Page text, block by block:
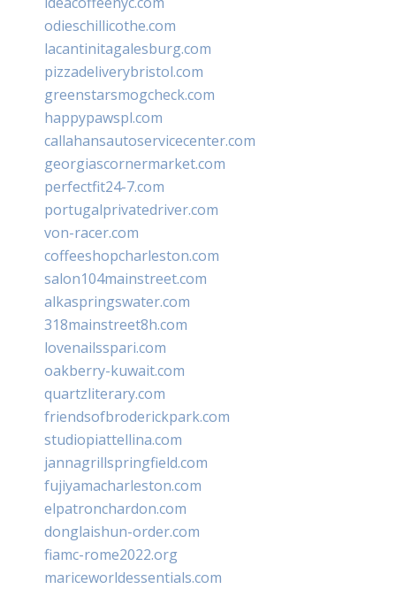
odieschillicothe.com
lacantinitagalesburg.com
pizzadeliverybristol.com
greenstarsmogcheck.com
happypawspl.com
callahansautoservicecenter.com
georgiascornermarket.com
perfectfit24-7.com
portugalprivatedriver.com
von-racer.com
coffeeshopcharleston.com
salon104mainstreet.com
alkaspringswater.com
318mainstreet8h.com
lovenailsspari.com
oakberry-kuwait.com
quartzliterary.com
friendsofbroderickpark.com
studiopiattellina.com
jannagrillspringfield.com
fujiyamacharleston.com
elpatronchardon.com
donglaishun-order.com
fiamc-rome2022.org
mariceworldessentials.com